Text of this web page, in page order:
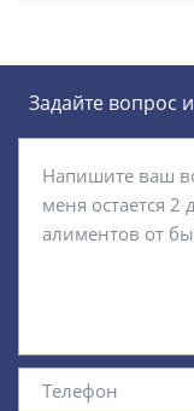
Задайте вопрос